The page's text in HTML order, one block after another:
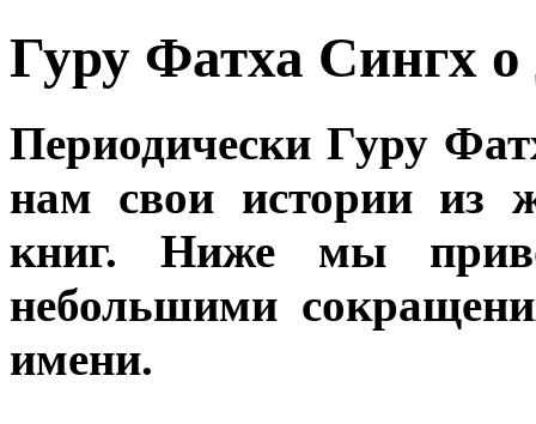
Гуру Фатха Сингх
Периодически Гуру
нам свои истории из
книг. Ниже мы
небольшими
имени.